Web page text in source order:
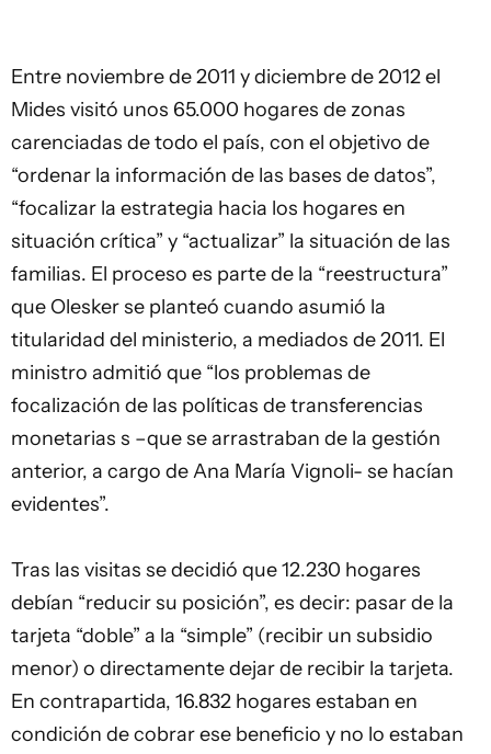
Entre noviembre de 2011 y diciembre de 2012 el
Mides visitó unos 65.000 hogares de zonas
carenciadas de todo el país, con el objetivo de
“ordenar la información de las bases de datos”,
“focalizar la estrategia hacia los hogares en
situación crítica” y “actualizar” la situación de las
familias. El proceso es parte de la “reestructura”
que Olesker se planteó cuando asumió la
titularidad del ministerio, a mediados de 2011. El
ministro admitió que “los problemas de
focalización de las políticas de transferencias
monetarias s –que se arrastraban de la gestión
anterior, a cargo de Ana María Vignoli- se hacían
evidentes”.
Tras las visitas se decidió que 12.230 hogares
debían “reducir su posición”, es decir: pasar de la
tarjeta “doble” a la “simple” (recibir un subsidio
menor) o directamente dejar de recibir la tarjeta.
En contrapartida, 16.832 hogares estaban en
condición de cobrar ese beneficio y no lo estaban